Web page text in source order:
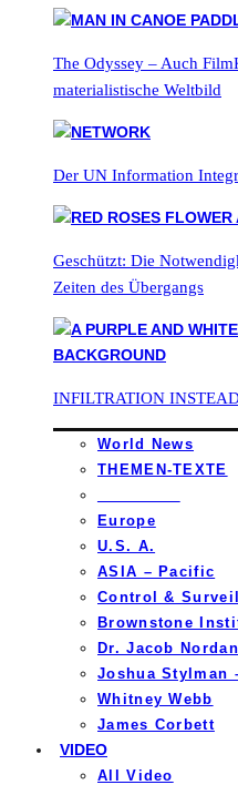
The Odyssey – Auch
materialistische Weltbild
Der UN Information
Geschützt: Die
Zeiten des Übergangs
INFILTRATION
World News
THEMEN-TEXTE
Europe
U.S. A.
ASIA – Pacific
Control &
Brownstone
Dr. Jacob
Joshua Stylman
Whitney Webb
James Corbett
VIDEO
All Video